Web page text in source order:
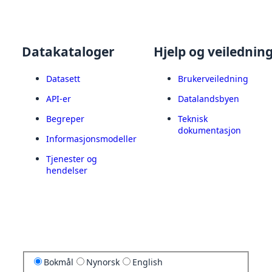
Datakataloger
Datasett
API-er
Begreper
Informasjonsmodeller
Tjenester og
hendelser
Hjelp og
Brukerveiledning
Datalandsbyen
Teknisk
dokumentasjon
Bokmål Nynorsk English